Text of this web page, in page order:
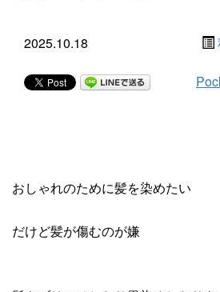
2025.10.18
おしゃれのために髪を染めたい
だけど髪が傷むのが嫌